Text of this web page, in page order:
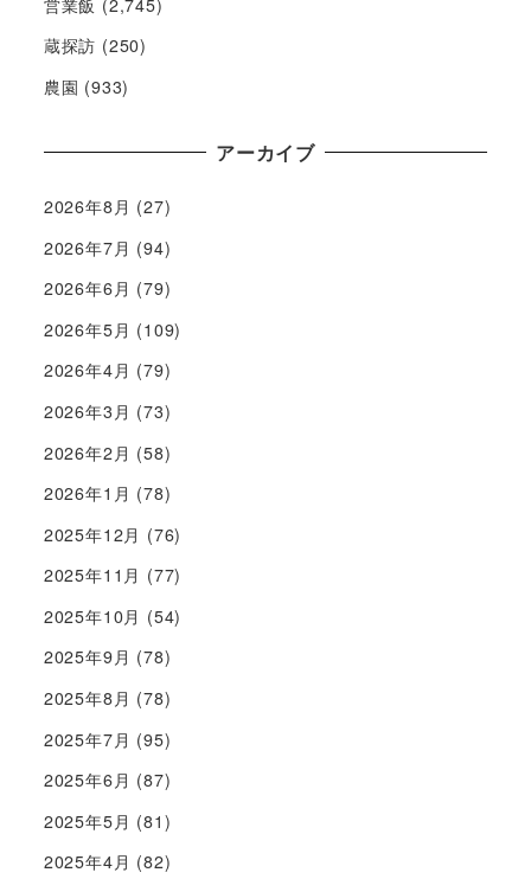
蔵探訪 (250)
農園 (933)
アーカイブ
2026年8月 (27)
2026年7月 (94)
2026年6月 (79)
2026年5月 (109)
2026年4月 (79)
2026年3月 (73)
2026年2月 (58)
2026年1月 (78)
2025年12月 (76)
2025年11月 (77)
2025年10月 (54)
2025年9月 (78)
2025年8月 (78)
2025年7月 (95)
2025年6月 (87)
2025年5月 (81)
2025年4月 (82)